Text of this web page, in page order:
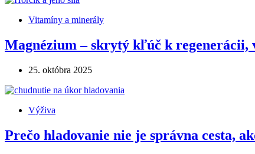
Vitamíny a minerály
Magnézium – skrytý kľúč k regenerácii,
25. októbra 2025
Výživa
Prečo hladovanie nie je správna cesta,